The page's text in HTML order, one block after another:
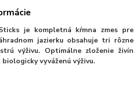
je kompletná kŕmna zmes pre
jazierku obsahuje tri rôzne
výživu. Optimálne zloženie živín
vyváženú výživu.